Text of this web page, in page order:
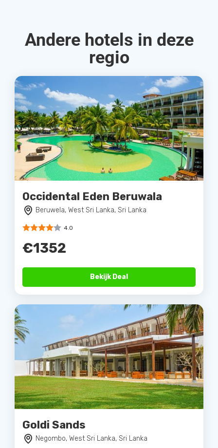
Andere hotels in deze
regio
Occidental Eden Beruwala
Beruwela, West Sri Lanka, Sri Lanka
4.0
€1352
Bekijk Deal
Goldi Sands
Negombo, West Sri Lanka, Sri Lanka